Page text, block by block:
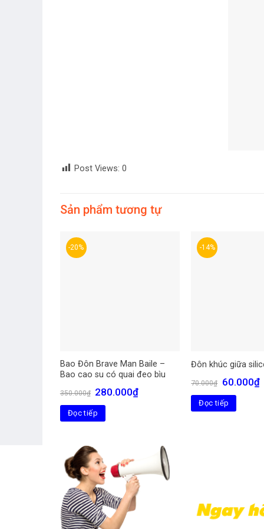
Post Views: 0
Sản phẩm tương tự
-20%
Bao Đôn Brave Man Baile –
Bao cao su có quai đeo bìu
350.000₫ Giá
gốc
là:
350.000₫.
280.000₫Giá
Đọc tiếp
-14%
Đôn khúc giữa
70.000₫
Giá
gốc
là:
70.000₫.
60.000₫
Đọc tiếp